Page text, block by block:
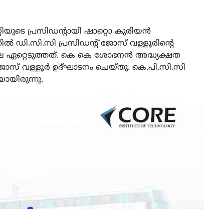
പ്രസിഡന്റായി ഷാറ്റൊ കുരിയൻ
ഡി.സി.സി പ്രസിഡന്റ് ജോസ് വള്ളൂരിന്റെ
ഏറ്റെടുത്തത്. കെ കെ ശോഭനൻ അദ്ധ്യക്ഷത
വള്ളൂർ ഉദ്ഘാടനം ചെയ്തു. കെ.പി.സി.സി